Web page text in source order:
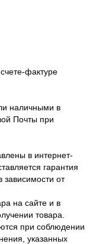
фактуре
наличными в
Почты при
в интернет-
гарантия
зависимости от
на сайте и в
товара.
при соблюдении
указанных